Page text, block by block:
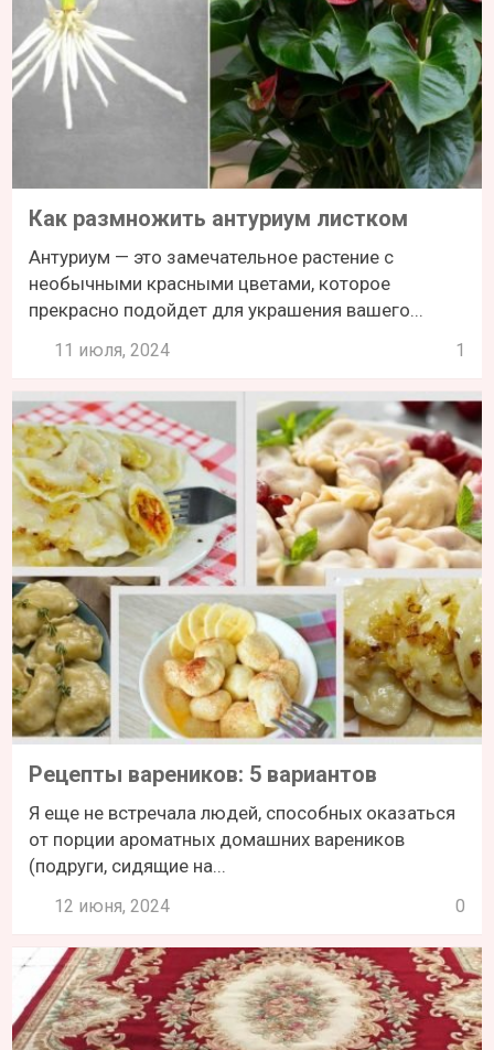
Как размножить антуриум листком
Антуриум — это замечательное растение с
необычными красными цветами, которое
прекрасно подойдет для украшения вашего...
11 июля, 2024 1
Рецепты вареников: 5 вариантов
Я еще не встречала людей, способных оказаться
от порции ароматных домашних вареников
(подруги, сидящие на...
12 июня, 2024 0